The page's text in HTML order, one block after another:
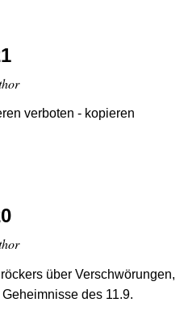
verboten - kopieren
über Verschwörungen,
des 11.9.